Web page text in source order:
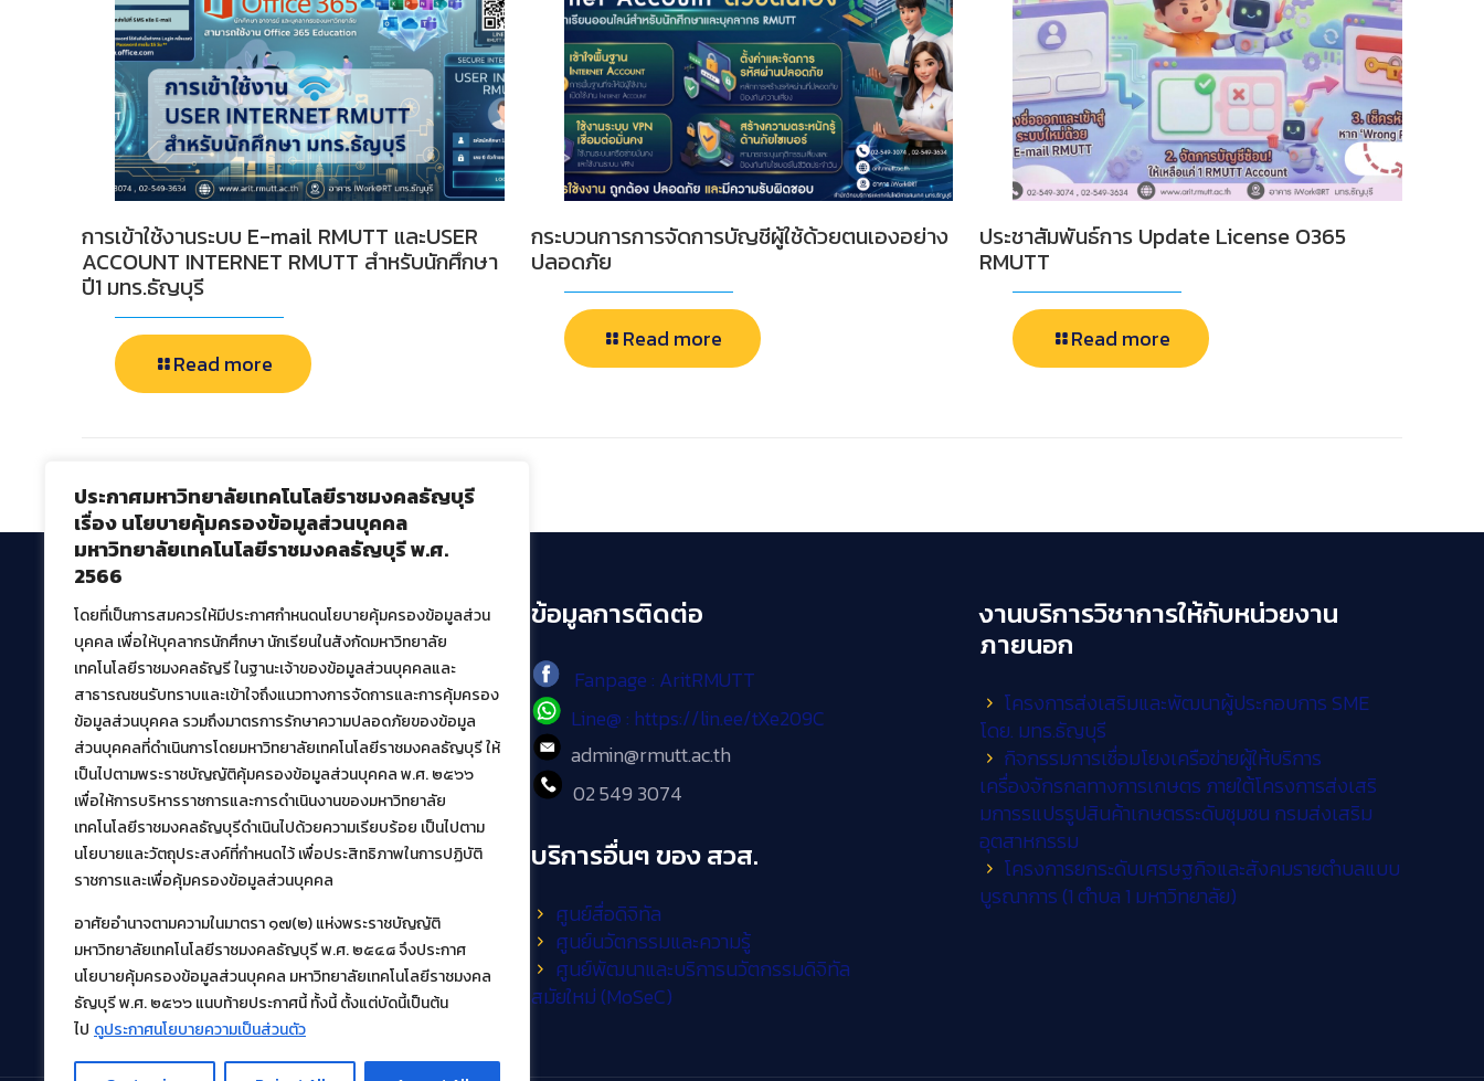
ประกาศมหาวิทยาลัยเทคโนโลยีราชมงคลธัญบุรี
เรื่อง นโยบายคุ้มครองข้อมูลส่วนบุคคล
มหาวิทยาลัยเทคโนโลยีราชมงคลธัญบุรี พ.ศ.
2566
โดยที่เป็นการสมควรให้มีประกาศกำหนดนโยบายคุ้มครองข้อมูลส่วน
บุคคล เพื่อให้บุคลากรนักศึกษา นักเรียนในสังกัดมหาวิทยาลัย
เทคโนโลยีราชมงคลธัญรี ในฐานะเจ้าของข้อมูลส่วนบุคคลและ
สาธารณชนรับทราบและเข้าใจถึงแนวทางการจัดการและการคุ้มครอง
ข้อมูลส่วนบุคคล รวมถึงมาตรการรักษาความปลอดภัยของข้อมูล
ส่วนบุคคลที่ดำเนินการโดยมหาวิทยาลัยเทคโนโลยีราชมงคลธัญบุรี ให้
เป็นไปตามพระราชบัญญัติคุ้มครองข้อมูลส่วนบุคคล พ.ศ. ๒๕๖๖
เพื่อให้การบริหารราชการและการดำเนินงานของมหาวิทยาลัย
เทคโนโลยีราชมงคลธัญบุรีดำเนินไปด้วยความเรียบร้อย เป็นไปตาม
นโยบายและวัตถุประสงค์ที่กำหนดไว้ เพื่อประสิทธิภาพในการปฏิบัติ
ราชการและเพื่อคุ้มครองข้อมูลส่วนบุคคล
อาศัยอำนาจตามความในมาตรา ๑๗(๒) แห่งพระราชบัญญัติ
มหาวิทยาลัยเทคโนโลยีราชมงคลธัญบุรี พ.ศ. ๒๕๔๘ จึงประกาศ
นโยบายคุ้มครองข้อมูลส่วนบุคคล มหาวิทยาลัยเทคโนโลยีราชมงคล
ธัญบุรี พ.ศ. ๒๕๖๖ แนบท้ายประกาศนี้ ทั้งนี้ ตั้งแต่บัดนี้เป็นต้น
ไป ดูประกาศนโยบายความเป็นส่วนตัว
การเข้าใช้งานระบบ E-mail RMUTT และUSER
ACCOUNT INTERNET RMUTT สำหรับนักศึกษา
ปี1 มทร.ธัญบุรี
Read more
กระบวนการการจัดการบัญชีผู้ใช้ด้วยตนเองอย่าง
ปลอดภัย
Read more
ประชาสัมพันธ์การ Update License O365
RMUTT
Read more
สำนักวิทยบริการและเทคโนโลยีสารสนเทศ
มหาวิทยาลัยเทคโนโลยีราชมงคลธัญบุรี
39 หมู่ที่ 1 ตำบลคลองหก อำเภอคลองหลวง จังหวัด
ปทุมธานี 12120
เผยแพร่ข้อมูลโดย.บุคลากร สวส.
สร้างและพัฒนาโดย.
ฝ่ายพัฒนาและเผยแพร่ข้อมูลเว็บไซต์
ข้อมูลการติดต่อ
Fanpage : AritRMUTT
Line@ : https://lin.ee/tXe209C
admin@rmutt.ac.th
02 549 3074
บริการอื่นๆ ของ สวส.
ศูนย์สื่อดิจิทัล
ศูนย์นวัตกรรมและความรู้
ศูนย์พัฒนาและบริการนวัตกรรมดิจิทัล
สมัยใหม่ (MoSeC)
งานบริการวิชาการให้กับหน่วยงาน
ภายนอก
โครงการส่งเสริมและพัฒนาผู้ประกอบการ SME
โดย. มทร.ธัญบุรี
กิจกรรมการเชื่อมโยงเครือข่ายผู้ให้บริการ
เครื่องจักรกลทางการเกษตร ภายใต้โครงการส่งเสริ
มการรแปรรูปสินค้าเกษตรระดับชุมชน กรมส่งเสริม
อุตสาหกรรม
โครงการยกระดับเศรษฐกิจและสังคมรายตำบลแบบ
บูรณาการ (1 ตำบล 1 มหาวิทยาลัย)